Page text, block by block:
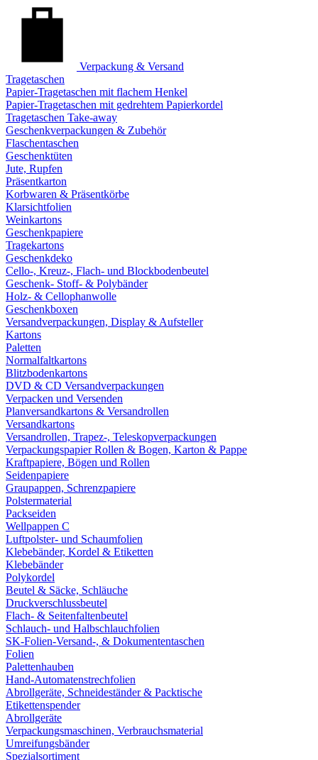
Verpackung & Versand
Tragetaschen
Papier-Tragetaschen mit flachem Henkel
Papier-Tragetaschen mit gedrehtem Papierkordel
Tragetaschen Take-away
Geschenkverpackungen & Zubehör
Flaschentaschen
Geschenktüten
Jute, Rupfen
Präsentkarton
Korbwaren & Präsentkörbe
Klarsichtfolien
Weinkartons
Geschenkpapiere
Tragekartons
Geschenkdeko
Cello-, Kreuz-, Flach- und Blockbodenbeutel
Geschenk- Stoff- & Polybänder
Holz- & Cellophanwolle
Geschenkboxen
Versandverpackungen, Display & Aufsteller
Kartons
Paletten
Normalfaltkartons
Blitzbodenkartons
DVD & CD Versandverpackungen
Verpacken und Versenden
Planversandkartons & Versandrollen
Versandkartons
Versandrollen, Trapez-, Teleskopverpackungen
Verpackungspapier Rollen & Bogen, Karton & Pappe
Kraftpapiere, Bögen und Rollen
Seidenpapiere
Graupappen, Schrenzpapiere
Polstermaterial
Packseiden
Wellpappen C
Luftpolster- und Schaumfolien
Klebebänder, Kordel & Etiketten
Klebebänder
Polykordel
Beutel & Säcke, Schläuche
Druckverschlussbeutel
Flach- & Seitenfaltenbeutel
Schlauch- und Halbschlauchfolien
SK-Folien-Versand-, & Dokumententaschen
Folien
Palettenhauben
Hand-Automatenstrechfolien
Abrollgeräte, Schneideständer & Packtische
Etikettenspender
Abrollgeräte
Verpackungsmaschinen, Verbrauchsmaterial
Umreifungsbänder
Spezialsortiment